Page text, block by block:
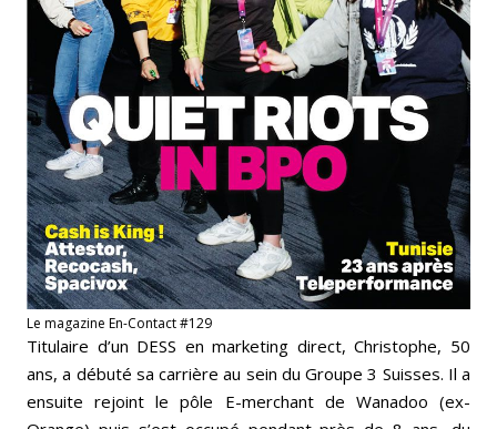
Le magazine En-Contact #129
Titulaire d’un DESS en marketing direct, Christophe, 50
ans, a débuté sa carrière au sein du Groupe 3 Suisses. Il a
ensuite rejoint le pôle E-merchant de Wanadoo (ex-